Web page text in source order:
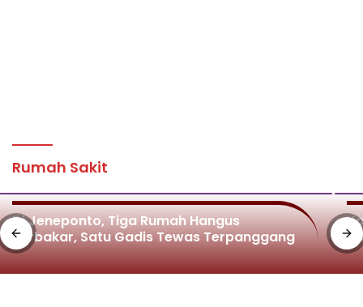
Rumah Sakit
Di Jeneponto, Tiga Rumah Hangus
Terbakar, Satu Gadis Tewas Terpanggang